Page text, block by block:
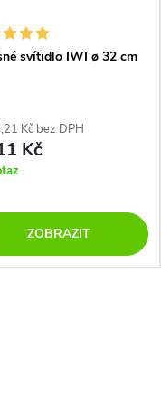
svítidlo IWI ø 32 cm
Kč bez DPH
Kč
ZOBRAZIT